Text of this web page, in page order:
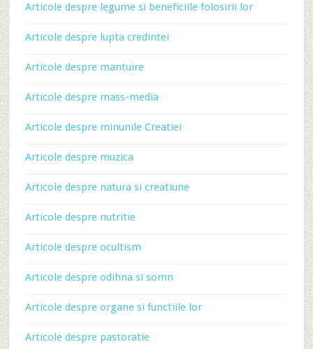
Articole despre legume si beneficiile folosirii lor
Articole despre lupta credintei
Articole despre mantuire
Articole despre mass-media
Articole despre minunile Creatiei
Articole despre muzica
Articole despre natura si creatiune
Articole despre nutritie
Articole despre ocultism
Articole despre odihna si somn
Articole despre organe si functiile lor
Articole despre pastoratie